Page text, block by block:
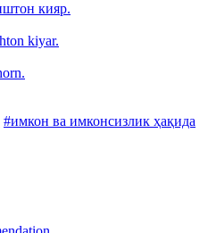
кияр.
kiyar.
#имкон ва имконсизлик ҳақида